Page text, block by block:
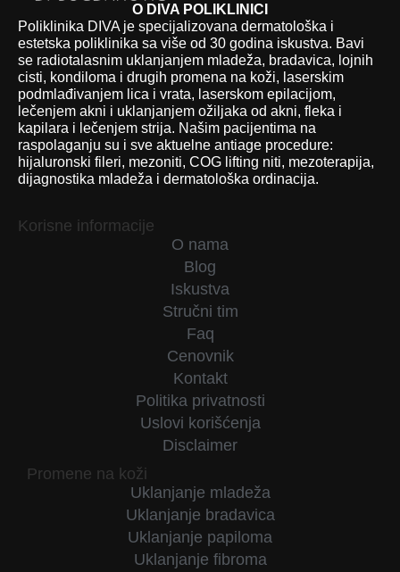
O DIVA POLIKLINICI
Poliklinika DIVA je specijalizovana dermatološka i
estetska poliklinika sa više od 30 godina iskustva. Bavi
se radiotalasnim uklanjanjem mladeža, bradavica, lojnih
cisti, kondiloma i drugih promena na koži, laserskim
podmlađivanjem lica i vrata, laserskom epilacijom,
lečenjem akni i uklanjanjem ožiljaka od akni, fleka i
kapilara i lečenjem strija. Našim pacijentima na
raspolaganju su i sve aktuelne antiage procedure:
hijaluronski fileri, mezoniti, COG lifting niti, mezoterapija,
dijagnostika mladeža i dermatološka ordinacija.
Korisne informacije
O nama
Blog
Iskustva
Stručni tim
Faq
Cenovnik
Kontakt
Politika privatnosti
Uslovi korišćenja
Disclaimer
Promene na koži
Uklanjanje mladeža
Uklanjanje bradavica
Uklanjanje papiloma
Uklanjanje fibroma